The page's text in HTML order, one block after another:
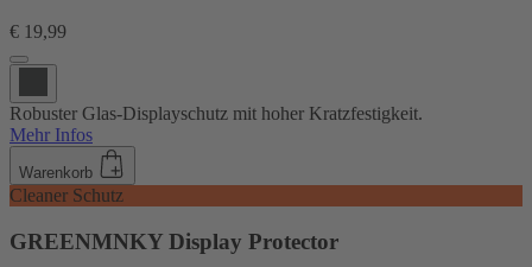
€ 19,99
Robuster Glas-Displayschutz mit hoher Kratzfestigkeit.
Mehr Infos
Warenkorb
Cleaner Schutz
GREENMNKY Display Protector